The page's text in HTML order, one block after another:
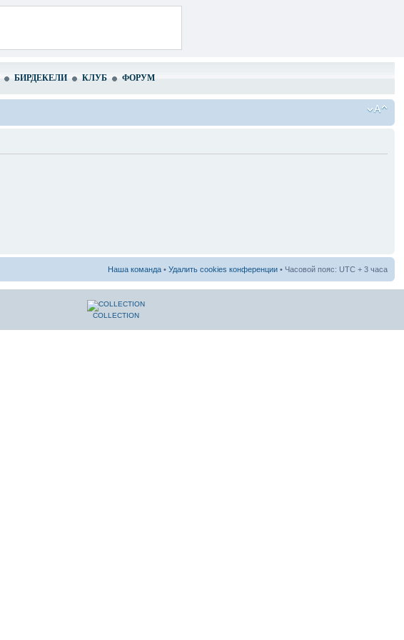
БИРДЕКЕЛИ КЛУБ ФОРУМ
Наша команда • Удалить cookies конференции • Часовой пояс: UTC + 3 часа
COLLECTION